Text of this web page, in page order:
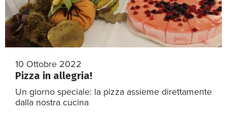
10 Ottobre 2022
Pizza in allegria!
Un giorno speciale: la pizza assieme direttamente
dalla nostra cucina